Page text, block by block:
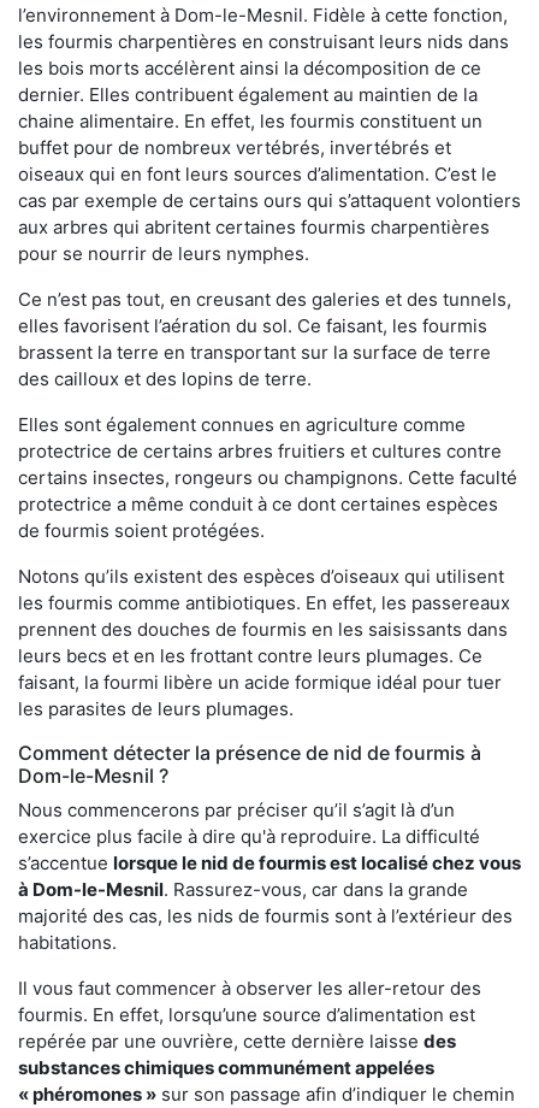
l’environnement à Dom-le-Mesnil. Fidèle à cette fonction,
les fourmis charpentières en construisant leurs nids dans
les bois morts accélèrent ainsi la décomposition de ce
dernier. Elles contribuent également au maintien de la
chaine alimentaire. En effet, les fourmis constituent un
buffet pour de nombreux vertébrés, invertébrés et
oiseaux qui en font leurs sources d’alimentation. C’est le
cas par exemple de certains ours qui s’attaquent volontiers
aux arbres qui abritent certaines fourmis charpentières
pour se nourrir de leurs nymphes.
Ce n’est pas tout, en creusant des galeries et des tunnels,
elles favorisent l’aération du sol. Ce faisant, les fourmis
brassent la terre en transportant sur la surface de terre
des cailloux et des lopins de terre.
Elles sont également connues en agriculture comme
protectrice de certains arbres fruitiers et cultures contre
certains insectes, rongeurs ou champignons. Cette faculté
protectrice a même conduit à ce dont certaines espèces
de fourmis soient protégées.
Notons qu’ils existent des espèces d’oiseaux qui utilisent
les fourmis comme antibiotiques. En effet, les passereaux
prennent des douches de fourmis en les saisissants dans
leurs becs et en les frottant contre leurs plumages. Ce
faisant, la fourmi libère un acide formique idéal pour tuer
les parasites de leurs plumages.
Comment détecter la présence de nid de fourmis à
Dom-le-Mesnil ?
Nous commencerons par préciser qu’il s’agit là d’un
exercice plus facile à dire qu'à reproduire. La difficulté
s’accentue lorsque le nid de fourmis est localisé chez vous
à Dom-le-Mesnil. Rassurez-vous, car dans la grande
majorité des cas, les nids de fourmis sont à l’extérieur des
habitations.
Il vous faut commencer à observer les aller-retour des
fourmis. En effet, lorsqu’une source d’alimentation est
repérée par une ouvrière, cette dernière laisse des
substances chimiques communément appelées
« phéromones » sur son passage afin d’indiquer le chemin